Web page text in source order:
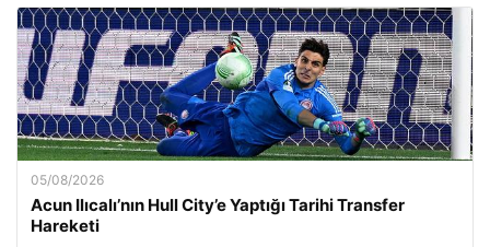
05/08/2026
Acun Ilıcalı’nın Hull City’e Yaptığı Tarihi Transfer
Hareketi